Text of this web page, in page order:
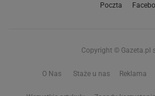
Poczta
Copyright © Gazeta.pl
O Nas Staże u nas Reklama